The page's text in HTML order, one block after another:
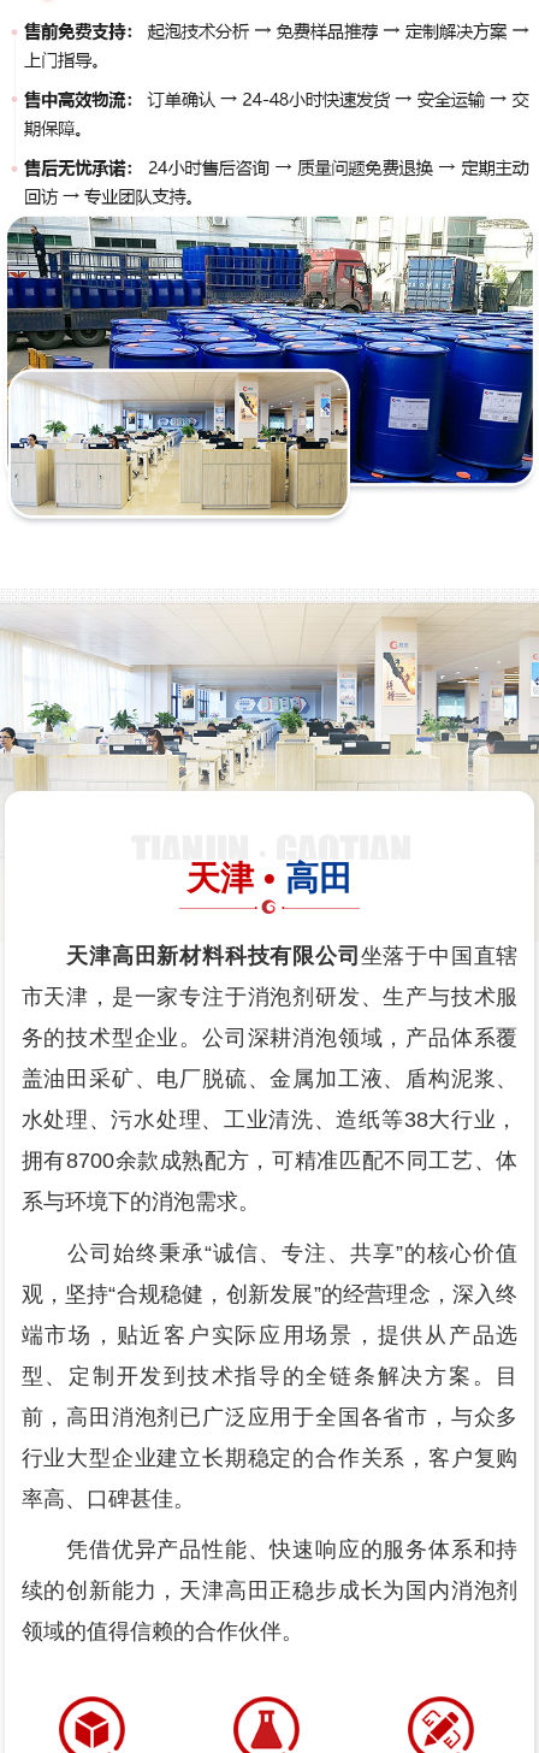
天津 • 高田
天津高田新材料科技有限公司 坐落于中国直辖
市天津，是一家专注于消泡剂研发、生产与技术服
务的技术型企业。公司深耕消泡领域，产品体系覆
盖油田采矿、电厂脱硫、金属加工液、盾构泥浆、
水处理、污水处理、工业清洗、造纸等38大行业，
拥有8700余款成熟配方，可精准匹配不同工艺、体
系与环境下的消泡需求。
公司始终秉承“诚信、专注、共享”的核心价值
观，坚持“合规稳健，创新发展”的经营理念，深入终
端市场，贴近客户实际应用场景，提供从产品选
型、定制开发到技术指导的全链条解决方案。目
前，高田消泡剂已广泛应用于全国各省市，与众多
行业大型企业建立长期稳定的合作关系，客户复购
率高、口碑甚佳。
凭借优异产品性能、快速响应的服务体系和持
续的创新能力，天津高田正稳步成长为国内消泡剂
领域的值得信赖的合作伙伴。